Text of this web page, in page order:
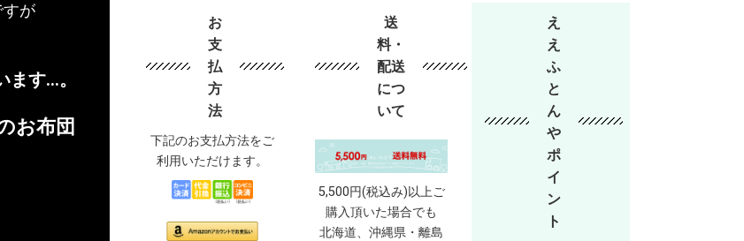
が
ます…。
お布団
お
支
払
方
法
下記のお支払方法をご
利用いただけます。
送
料・
配送
につ
いて
5,500円(税込み)以上ご
購入頂いた場合でも
北海道、沖縄県・離島
え
え
ふ
と
ん
や
ポ
イ
ン
ト